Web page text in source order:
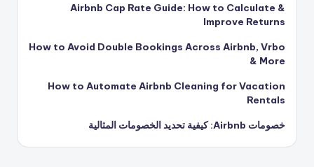
Airbnb Cap Rate Guide: How to Calculate &
Improve Returns
How to Avoid Double Bookings Across Airbnb, Vrbo
& More
How to Automate Airbnb Cleaning for Vacation
Rentals
خصومات Airbnb: كيفية تحديد الخصومات المثالية